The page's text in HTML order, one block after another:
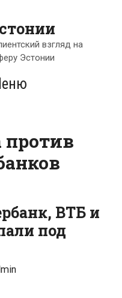
взгляд на
Эстонии
ВТБ и
под